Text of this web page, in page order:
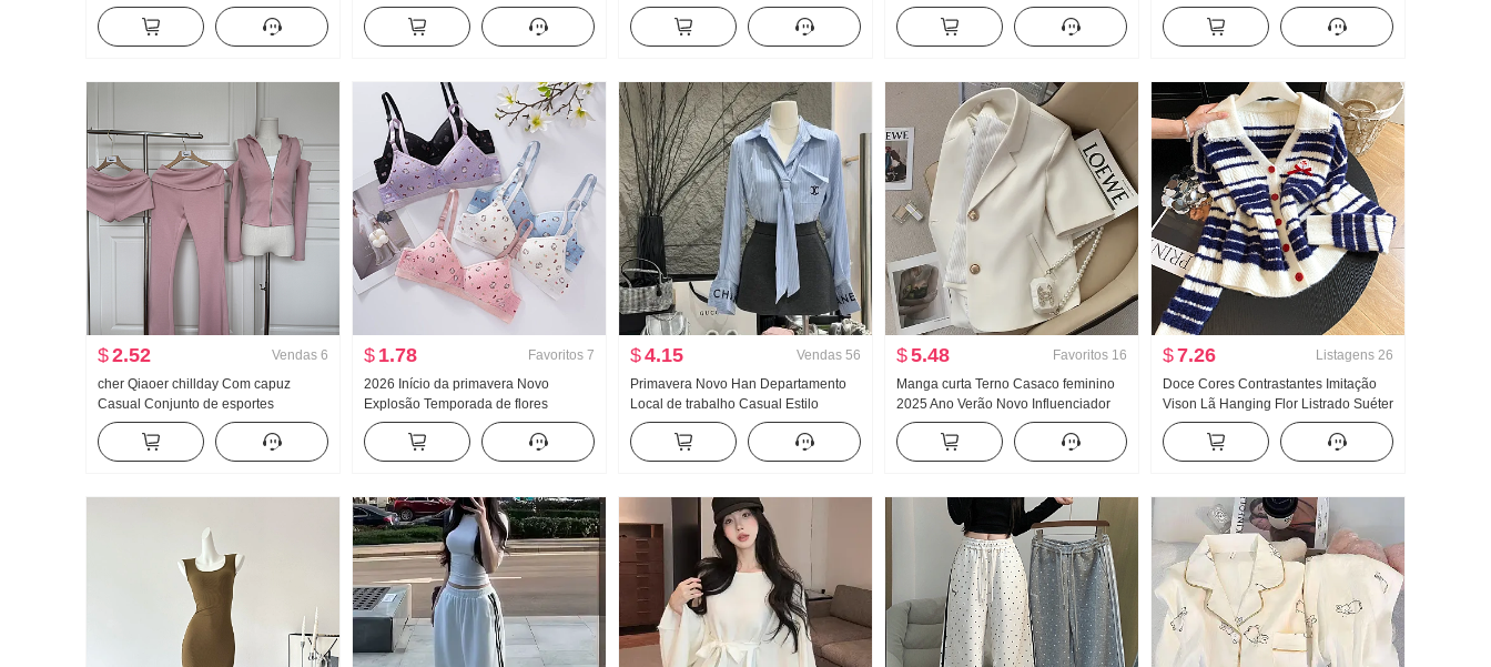
Proteção Solar Suéter Feminino
Primavera e verão Solto Descontraído
Vento frio Sentido Gola redonda Top
Sem mangas Colete feminino
Ajustado Efeito emagrecedor Modelo
Curto Camiseta Top
2026 Novo À beira-mar Férias
Elegância Vestido longo
Fivela Caracteres de trabalho Regata
Alça de ombro Largura Pernas
Arrastar no chão Esporte Calça
Malha Feminino Outono 2024 Novo
Cor sólida Versátil Ajustado Efeito
emagrecedor Top
$2.52 Vendas 6
cher Qiaoer chillday Com capuz
Casual Conjunto de esportes
Feminino Primavera Ombro de Fora
Casaco Calça boca de sino Conjunto
de três peças
$ 1.78 Favoritos 7
2026 Início da primavera Novo
Explosão Temporada de flores
Gatinho Fofo Padrão Dentro Faixa de
roupa Peito Almofadas Efeito
emagrecedor Coletes feminino
$4.15 Vendas 56
Primavera Novo Han Departamento
Local de trabalho Casual Estilo
Conjunto Feminino Elegância
Listrado Camisa Cintura alta Saia
midi Conjunto de duas peças
$5.48 Favoritos 16
Manga curta Terno Casaco feminino
2025 Ano Verão Novo Influenciador
Commuting Para pessoas baixas
Ultra Modelo Curto Pequeno O terno
$7.26 Listagens 26
Doce Cores Contrastantes Imitação
Vison Lã Hanging Flor Listrado Suéter
Efeito emagrecedor Gola V Gola Polo
Renda Malha Cardigã